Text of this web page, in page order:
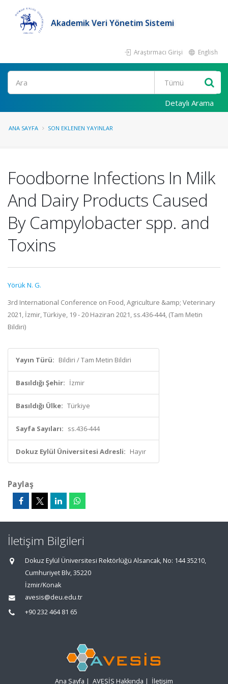
Akademik Veri Yönetim Sistemi
Araştırmacı Girişi English
Ara
Detaylı Arama
ANA SAYFA SON EKLENEN YAYINLAR
Foodborne Infections In Milk
And Dairy Products Caused
By Campylobacter spp. and
Toxins
Yörük N. G.
3rd International Conference on Food, Agriculture &amp; Veterinary
2021, İzmir, Türkiye, 19 - 20 Haziran 2021, ss.436-444, (Tam Metin
Bildiri)
Yayın Türü: Bildiri / Tam Metin Bildiri
Basıldığı Şehir: İzmir
Basıldığı Ülke: Türkiye
Sayfa Sayıları: ss.436-444
Dokuz Eylül Üniversitesi Adresli: Hayır
Paylaş
İletişim Bilgileri
Dokuz Eylül Üniversitesi Rektörlüğü Alsancak, No: 144 35210,
Cumhuriyet Blv, 35220
İzmir/Konak
avesis@deu.edu.tr
+90 232 464 81 65
Ana Sayfa | AVESİS Hakkında | İletişim